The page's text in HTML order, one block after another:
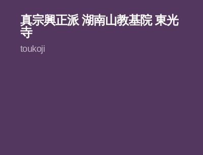
真宗興正派 湖南山教基院 東光
寺
toukoji